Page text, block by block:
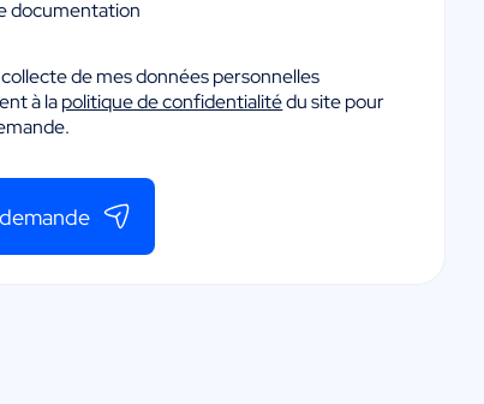
documentation
de mes données personnelles
à lapolitique de confidentialitédu site pour